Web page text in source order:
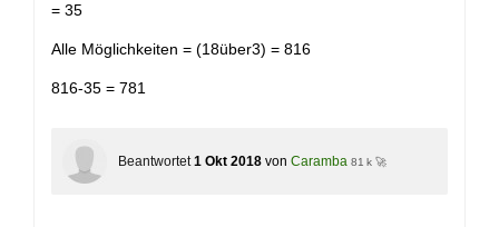
= 35
Alle Möglichkeiten = (18über3) = 816
816-35 = 781
Beantwortet 1 Okt 2018 von Caramba 81 k 🚀